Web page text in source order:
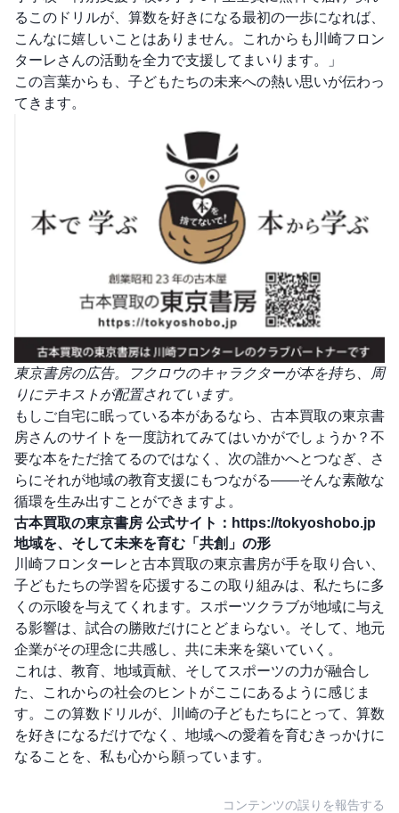
るこのドリルが、算数を好きになる最初の一歩になれば、
こんなに嬉しいことはありません。これからも川崎フロン
ターレさんの活動を全力で支援してまいります。」
この言葉からも、子どもたちの未来への熱い思いが伝わっ
てきます。
東京書房の広告。フクロウのキャラクターが本を持ち、周
りにテキストが配置されています。
もしご自宅に眠っている本があるなら、古本買取の東京書
房さんのサイトを一度訪れてみてはいかがでしょうか？不
要な本をただ捨てるのではなく、次の誰かへとつなぎ、さ
らにそれが地域の教育支援にもつながる——そんな素敵な
循環を生み出すことができますよ。
古本買取の東京書房 公式サイト： https://tokyoshobo.jp
地域を、そして未来を育む「共創」の形
川崎フロンターレと古本買取の東京書房が手を取り合い、
子どもたちの学習を応援するこの取り組みは、私たちに多
くの示唆を与えてくれます。スポーツクラブが地域に与え
る影響は、試合の勝敗だけにとどまらない。そして、地元
企業がその理念に共感し、共に未来を築いていく。
これは、教育、地域貢献、そしてスポーツの力が融合し
た、これからの社会のヒントがここにあるように感じま
す。この算数ドリルが、川崎の子どもたちにとって、算数
を好きになるだけでなく、地域への愛着を育むきっかけに
なることを、私も心から願っています。
コンテンツの誤りを報告する